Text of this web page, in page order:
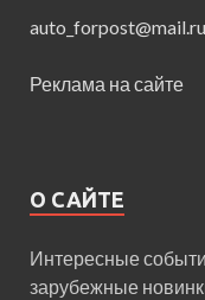
auto_forpost@mail.ru
Реклама на сайте
О САЙТЕ
Интересные
зарубежные